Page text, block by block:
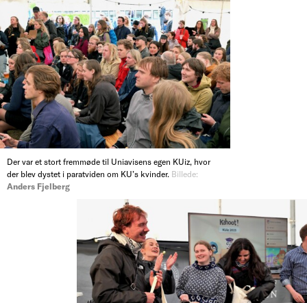
Der var et stort fremmøde til Uniavisens egen KUiz, hvor
der blev dystet i paratviden om KU’s kvinder. Billede:
Anders Fjelberg